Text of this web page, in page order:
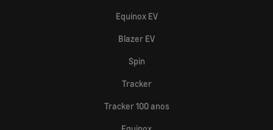
Equinox EV
Blazer EV
Spin
Tracker
Tracker 100 anos